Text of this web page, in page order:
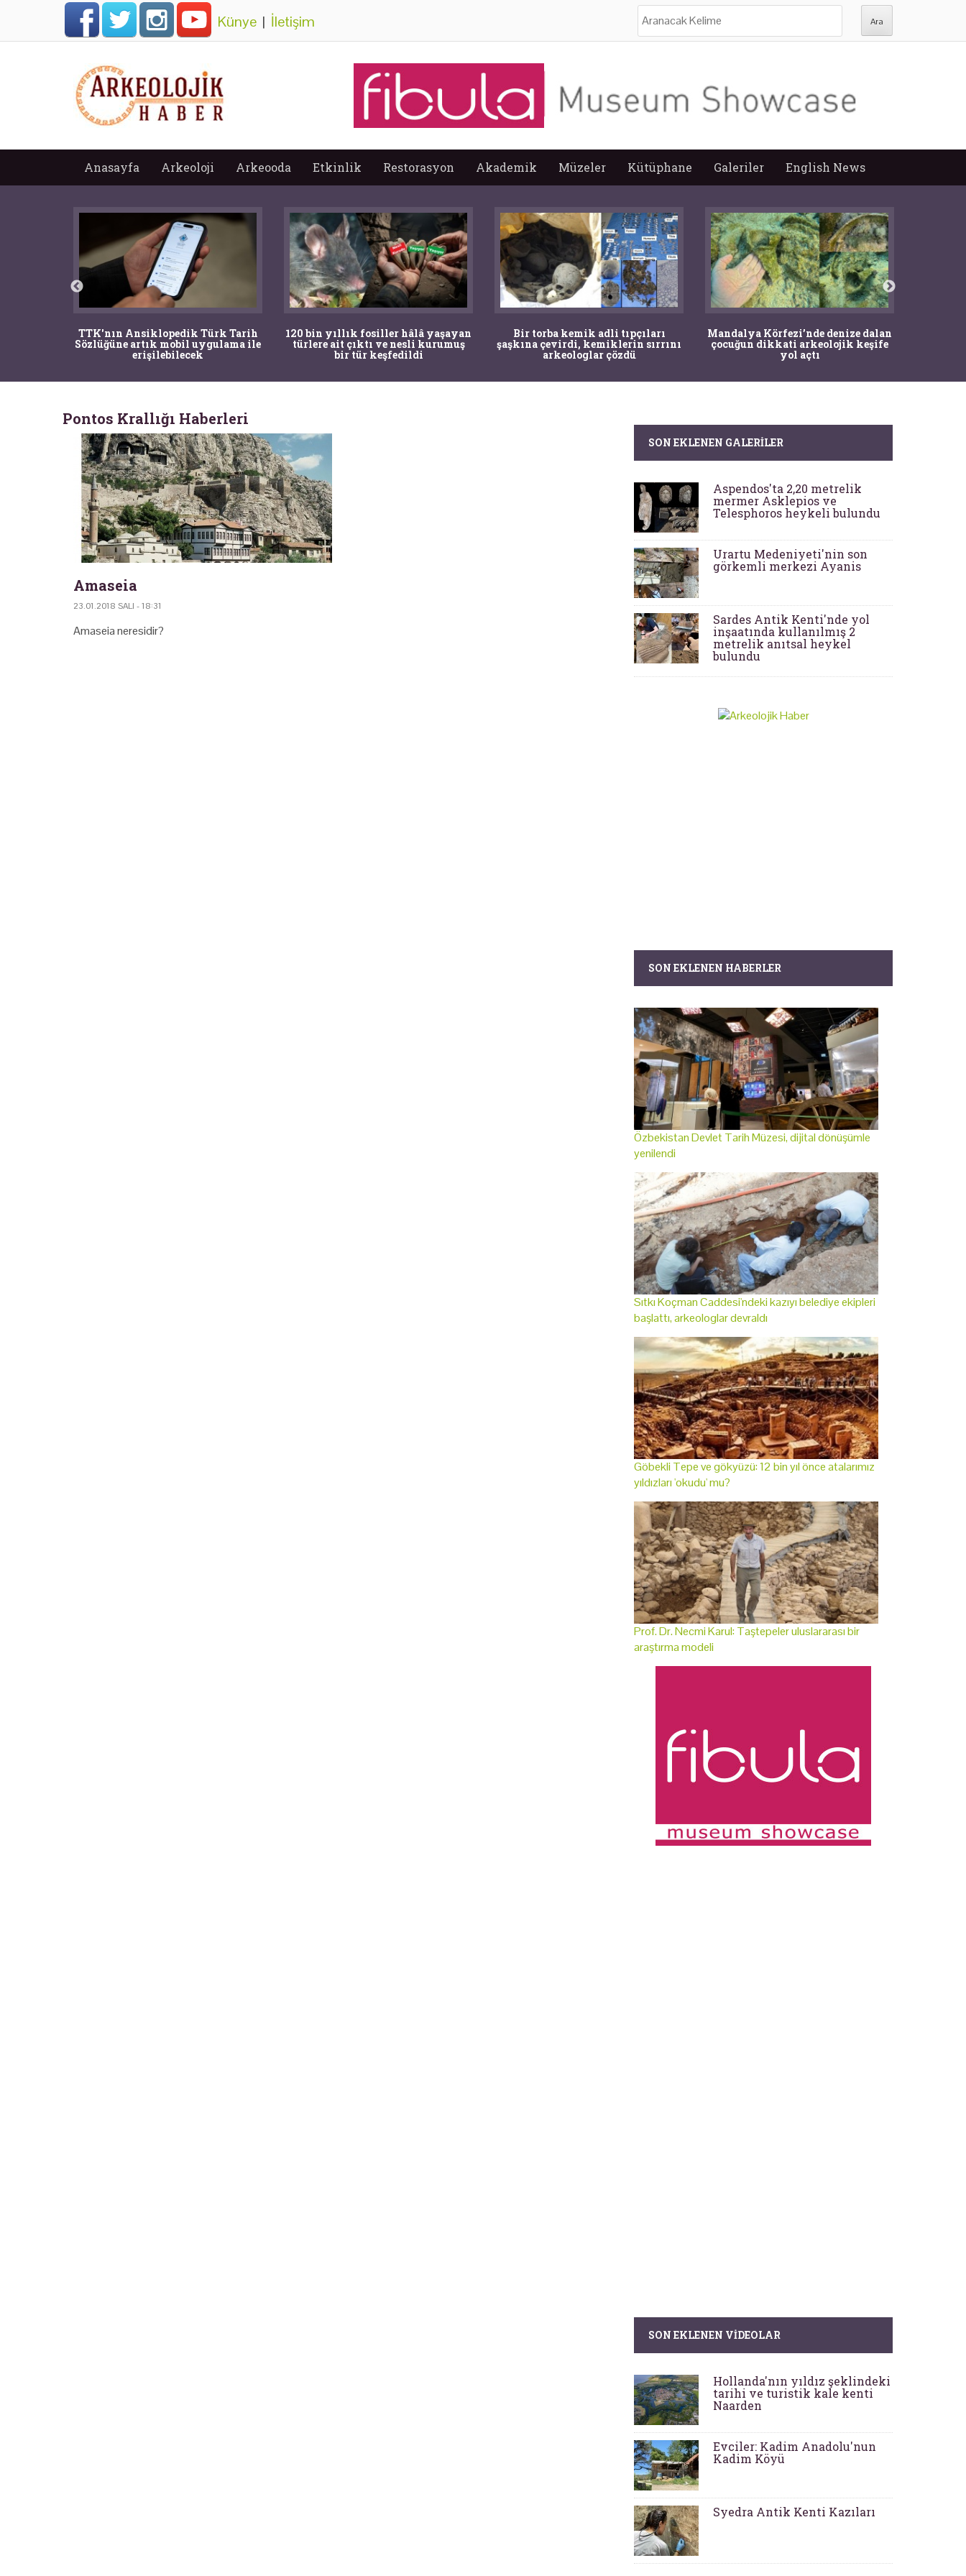
Künye | İletişim
Anasayfa Arkeoloji Arkeooda Etkinlik Restorasyon Akademik Müzeler Kütüphane Galeriler English News
TTK'nın Ansiklopedik Türk Tarih
Sözlüğüne artık mobil uygulama ile
erişilebilecek
120 bin yıllık fosiller hâlâ yaşayan
türlere ait çıktı ve nesli kurumuş
bir tür keşfedildi
Bir torba kemik adli tıpçıları
şaşkına çevirdi, kemiklerin sırrını
arkeologlar çözdü
Mandalya Körfezi’nde denize dalan
çocuğun dikkati arkeolojik keşife
yol açtı
Pontos Krallığı Haberleri
Amaseia
23.01.2018 SALI - 18:31
Amaseia neresidir?
SON EKLENEN GALERILER
Aspendos'ta 2,20 metrelik
mermer Asklepios ve
Telesphoros heykeli bulundu
Urartu Medeniyeti'nin son
görkemli merkezi Ayanis
Sardes Antik Kenti'nde yol
inşaatında kullanılmış 2
metrelik anıtsal heykel
bulundu
SON EKLENEN HABERLER
Özbekistan Devlet Tarih Müzesi, dijital dönüşümle
yenilendi
Sıtkı Koçman Caddesi'ndeki kazıyı belediye ekipleri
başlattı, arkeologlar devraldı
Göbekli Tepe ve gökyüzü: 12 bin yıl önce atalarımız
yıldızları 'okudu' mu?
Prof. Dr. Necmi Karul: Taştepeler uluslararası bir
araştırma modeli
SON EKLENEN VIDEOLAR
Hollanda'nın yıldız şeklindeki
tarihi ve turistik kale kenti
Naarden
Evciler: Kadim Anadolu'nun
Kadim Köyü
Syedra Antik Kenti Kazıları